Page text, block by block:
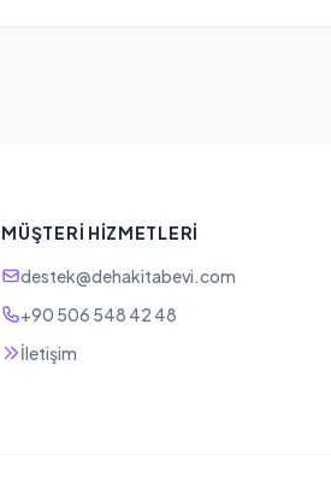
MÜŞTERI HIZMETLERI
destek@dehakitabevi.com
+90 506 548 42 48
İletişim